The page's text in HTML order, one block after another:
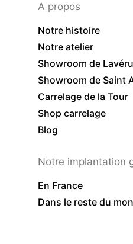
A propos
Notre histoire
Notre atelier
Showroom de
Showroom de Saint
Carrelage de la Tour
Shop carrelage
Blog
Notre implantation
En France
Dans le reste du